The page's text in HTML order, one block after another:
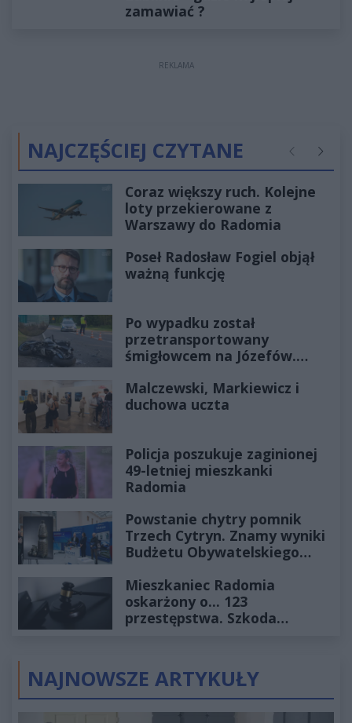
zamawiać ?
REKLAMA
NAJCZĘŚCIEJ CZYTANE Poprzednie
Coraz większy ruch. Kolejne
loty przekierowane z
Warszawy do Radomia
Poseł Radosław Fogiel objął
ważną funkcję
Po wypadku został
przetransportowany
śmigłowcem na Józefów.
Malczewski, Markiewicz i
duchowa uczta
Policja poszukuje zaginionej
49-letniej mieszkanki
Radomia
Powstanie chytry pomnik
Trzech Cytryn. Znamy wyniki
Budżetu Obywatelskiego
Mieszkaniec Radomia
oskarżony o... 123
przestępstwa. Szkoda
NAJNOWSZE ARTYKUŁY